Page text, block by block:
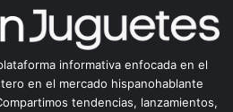
informativa enfocada en el
en el mercado hispanohablante
tendencias, lanzamientos,